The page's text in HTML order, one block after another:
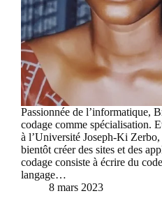
Passionnée de l’informatique,
codage comme spécialisation.
à l’Université Joseph-Ki Zerbo,
bientôt créer des sites et des
codage consiste à écrire du
langage…
8 mars 2023